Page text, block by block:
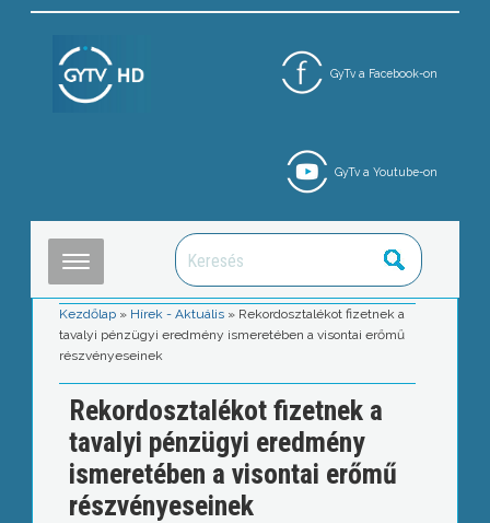
GyTv a Facebook-on
GyTv a Youtube-on
Kezdőlap » Hírek - Aktuális » Rekordosztalékot fizetnek a
tavalyi pénzügyi eredmény ismeretében a visontai erőmű
részvényeseinek
Rekordosztalékot fizetnek a
tavalyi pénzügyi eredmény
ismeretében a visontai erőmű
részvényeseinek